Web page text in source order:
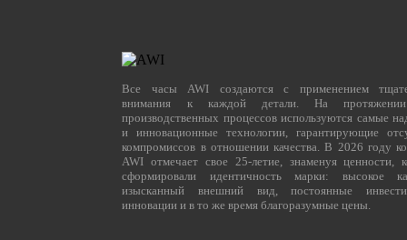
Все часы AWI создаются с применением
внимания к каждой детали. На
производственных процессов используются самые
и инновационные технологии, гарантирующие
компромиссов в отношении качества. В 2026 году
AWI отмечает свое 25-летие, знаменуя ценности,
сформировали идентичность марки: высокое
изысканный внешний вид, постоянные
инновации и в то же время благоразумные цены.